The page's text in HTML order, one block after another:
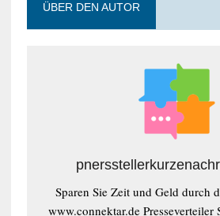
ÜBER DEN AUTOR
Sparen Sie Zeit und Geld durch
www.connektar.de Presseverteiler